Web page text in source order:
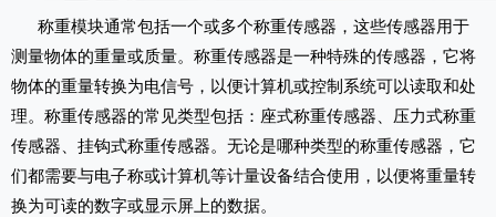
称重模块通常包括一个或多个称重传感器，这些传感器用于
测量物体的重量或质量。称重传感器是一种特殊的传感器，它将
物体的重量转换为电信号，以便计算机或控制系统可以读取和处
理。 称重传感器的常见类型包括： 座式称重传感器、 压力式称重
传感器、 挂钩式称重传感器。 无论是哪种类型的称重传感器，它
们都需要与电子称或计算机等计量设备结合使用，以便将重量转
换为可读的数字或显示屏上的数据。